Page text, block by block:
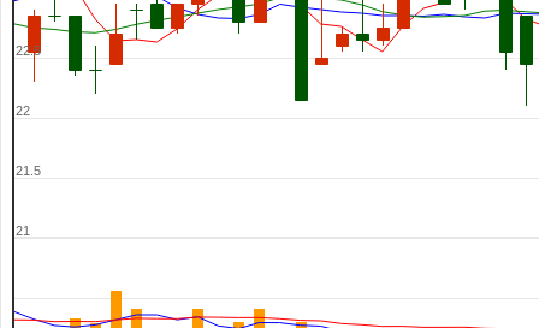
21
21.5
22
22.5